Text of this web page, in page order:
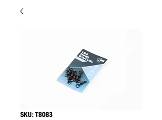
SKU: T8083